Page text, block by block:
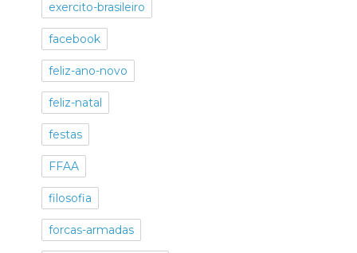
exercito-brasileiro
facebook
feliz-ano-novo
feliz-natal
festas
FFAA
filosofia
forcas-armadas